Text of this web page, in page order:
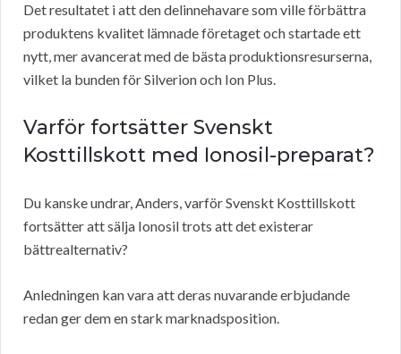
Det resultatet i att den delinnehavare som ville förbättra
produktens kvalitet lämnade företaget och startade ett
nytt, mer avancerat med de bästa produktionsresurserna,
vilket la bunden för Silverion och Ion Plus.
Varför fortsätter Svenskt
Kosttillskott med Ionosil-preparat?
Du kanske undrar, Anders, varför Svenskt Kosttillskott
fortsätter att sälja Ionosil trots att det existerar
bättrealternativ?
Anledningen kan vara att deras nuvarande erbjudande
redan ger dem en stark marknadsposition.